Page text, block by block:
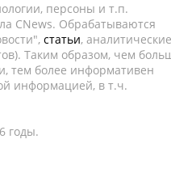
персоны и т.п.
CNews. Обрабатываются
статьи, аналитические
Таким образом, чем
тем более информативен
информацией, в т.ч.
годы.